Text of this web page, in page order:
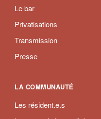
Le bar
Privatisations
Transmission
Presse
LA COMMUNAUTÉ
Les résident.e.s